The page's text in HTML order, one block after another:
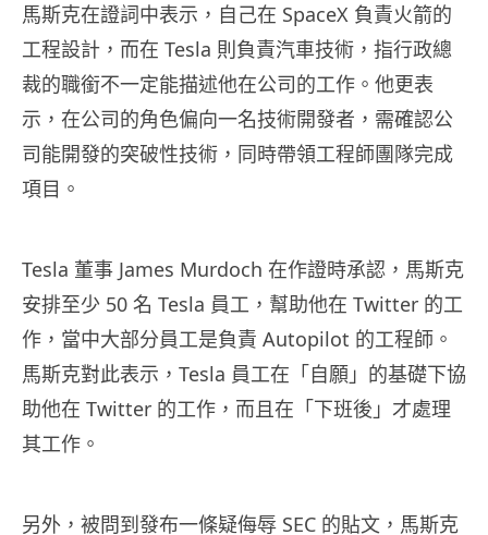
馬斯克在證詞中表示，自己在 SpaceX 負責火箭的
工程設計，而在 Tesla 則負責汽車技術，指行政總
裁的職銜不一定能描述他在公司的工作。他更表
示，在公司的角色偏向一名技術開發者，需確認公
司能開發的突破性技術，同時帶領工程師團隊完成
項目。
Tesla 董事 James Murdoch 在作證時承認，馬斯克
安排至少 50 名 Tesla 員工，幫助他在 Twitter 的工
作，當中大部分員工是負責 Autopilot 的工程師。
馬斯克對此表示，Tesla 員工在「自願」的基礎下協
助他在 Twitter 的工作，而且在「下班後」才處理
其工作。
另外，被問到發布一條疑侮辱 SEC 的貼文，馬斯克